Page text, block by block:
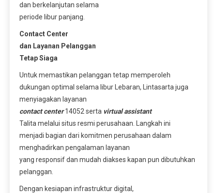
dan berkelanjutan selama
periode libur panjang.
Contact Center
dan Layanan Pelanggan
Tetap Siaga
Untuk memastikan pelanggan tetap memperoleh
dukungan optimal selama libur Lebaran, Lintasarta juga
menyiagakan layanan
contact center14052 serta virtual assistant
Talita melalui situs resmi perusahaan. Langkah ini
menjadi bagian dari komitmen perusahaan dalam
menghadirkan pengalaman layanan
yang responsif dan mudah diakses kapan pun dibutuhkan
pelanggan.
Dengan kesiapan infrastruktur digital,